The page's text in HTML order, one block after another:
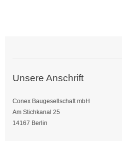
Unsere Anschrift
Conex Baugesellschaft mbH
Am Stichkanal 25
14167 Berlin